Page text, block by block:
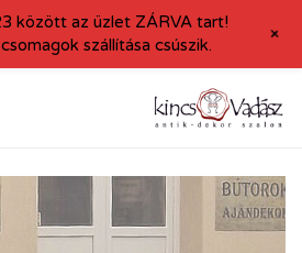
között az üzlet ZÁRVA tart!
szállítása csúszik.
+